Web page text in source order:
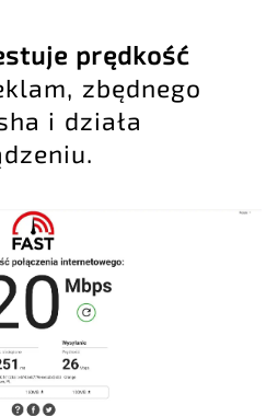
prędkość
zbędnego
i działa